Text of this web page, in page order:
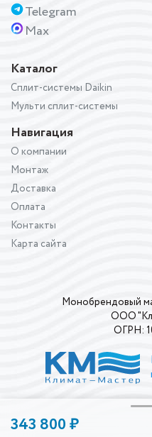
343 800 ₽
Каталог
Сплит-системы Daikin
Мульти сплит-системы
Навигация
О компании
Монтаж
Доставка
Оплата
Контакты
Карта сайта
Telegram
Max
Монобрендовый
ООО
ОГРН: